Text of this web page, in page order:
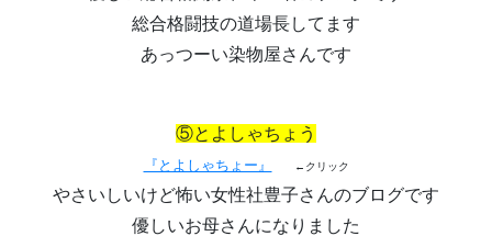
総合格闘技の道場長してます
あっつーい染物屋さんです
⑤とよしゃちょう
『とよしゃちょー』 ←クリック
やさいしいけど怖い女性社豊子さんのブログです
優しいお母さんになりました